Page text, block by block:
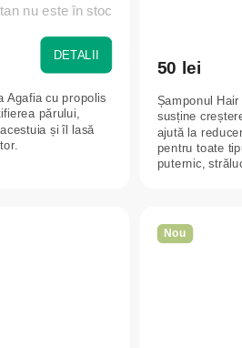
nu este în stoc
DETALII
Agafia cu propolis
părului,
și îl lasă
50 lei
Șamponul
susține
ajută la
pentru toate
puternic,
Nou